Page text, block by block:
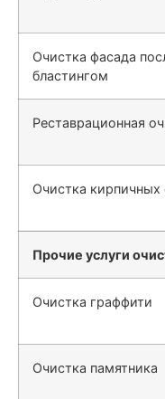
Очистка фасада
бластингом
Реставрационная
Очистка кирпичных
Прочие услуги
Очистка граффити
Очистка памятника